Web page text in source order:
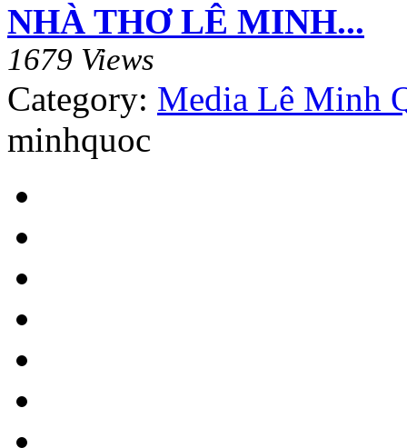
NHÀ THƠ LÊ MINH...
1679 Views
Category: Media Lê Minh
minhquoc